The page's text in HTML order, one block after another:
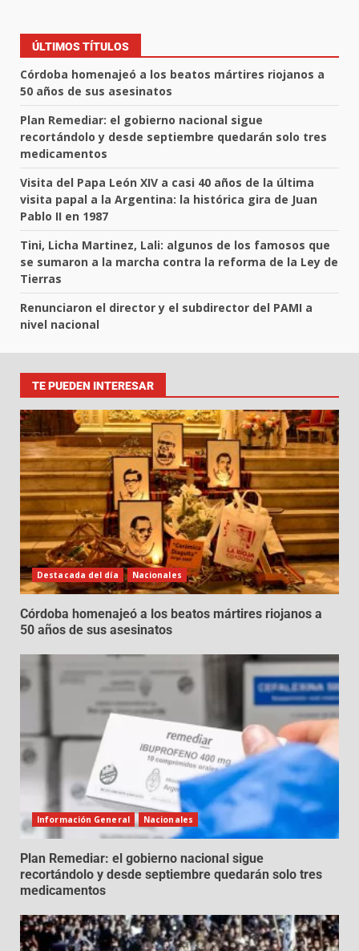
ÚLTIMOS TÍTULOS
Córdoba homenajeó a los beatos mártires riojanos a
50 años de sus asesinatos
Plan Remediar: el gobierno nacional sigue
recortándolo y desde septiembre quedarán solo tres
medicamentos
Visita del Papa León XIV a casi 40 años de la última
visita papal a la Argentina: la histórica gira de Juan
Pablo II en 1987
Tini, Licha Martinez, Lali: algunos de los famosos que
se sumaron a la marcha contra la reforma de la Ley de
Tierras
Renunciaron el director y el subdirector del PAMI a
nivel nacional
TE PUEDEN INTERESAR
Destacada del día Nacionales
Córdoba homenajeó a los beatos mártires riojanos a
50 años de sus asesinatos
Información General Nacionales
Plan Remediar: el gobierno nacional sigue
recortándolo y desde septiembre quedarán solo tres
medicamentos